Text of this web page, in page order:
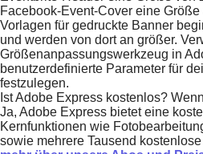
Facebook-Event-Cover eine
Vorlagen für gedruckte Banner
und werden von dort an größer.
Größenanpassungswerkzeug in
benutzerdefinierte Parameter für
festzulegen.
Ist Adobe Express kostenlos?
Ja, Adobe Express bietet eine
Kernfunktionen wie
sowie mehrere Tausend